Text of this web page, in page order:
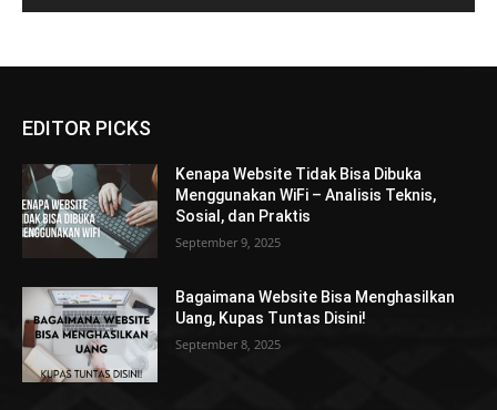
EDITOR PICKS
Kenapa Website Tidak Bisa Dibuka
Menggunakan WiFi – Analisis Teknis,
Sosial, dan Praktis
September 9, 2025
Bagaimana Website Bisa Menghasilkan
Uang, Kupas Tuntas Disini!
September 8, 2025